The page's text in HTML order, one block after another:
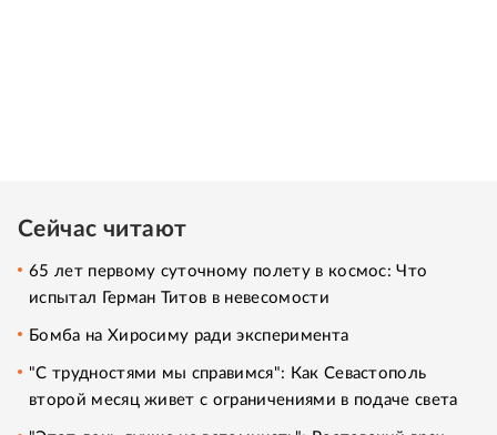
Сейчас читают
65 лет первому суточному полету в космос: Что
испытал Герман Титов в невесомости
Бомба на Хиросиму ради эксперимента
"С трудностями мы справимся": Как Севастополь
второй месяц живет с ограничениями в подаче света